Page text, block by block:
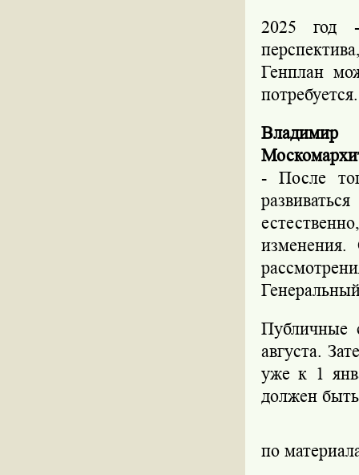
2025 год
Генплан
потребуется.
Владимир
- После
Публичные
августа.
уже к 1
должен
по